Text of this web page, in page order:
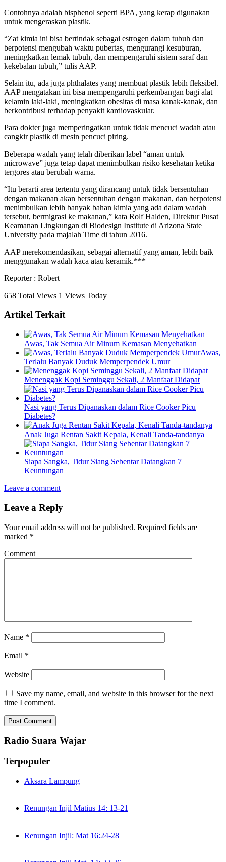
Contohnya adalah bisphenol seperti BPA, yang kerap digunakan
untuk mengeraskan plastik.
“Zat kimia ini bisa bertindak sebagai estrogen dalam tubuh dan
berpotensi mengubah waktu pubertas, mengurangi kesuburan,
meningkatkan lemak tubuh, dan mempengaruhi sistem saraf dan
kekebalan tubuh,” tulis AAP.
Selain itu, ada juga phthalates yang membuat plastik lebih fleksibel.
AAP mengatakan ini bisa mempengaruhi perkembangan bagi alat
kelamin laki-laki, meningkatkan obesitas di masa kanak-kanak, dan
berkontribusi terhadap penyakit kardiovaskular.
Para dokter juga memperingatkan untuk tidak mencuci wadah atau
cangkir plastik di mesin pencuci piring.
Beberapa wadah yang telah diberikan label “aman untuk
microwave” juga tetap dapat menimbulkan risiko kesehatan ketika
tergores atau berubah warna.
“Itu berarti area tertentu yang dirancang untuk tidak bersentuhan
dengan makanan akan bersentuhan dengan makanan, dan berpotensi
menimbulkan lebih banyak bahan kimia yang ada dalam wadah
tersebut, bermigrasi ke makanan,” kata Rolf Halden, Direktur Pusat
Keamanan Lingkungan di Biodesign Institute di Arizona State
University pada majalah Time di tahun 2016.
AAP merekomendasikan, sebagai alternatif yang aman, lebih baik
menggunakan wadah kaca atau keramik.***
Reporter : Robert
658 Total Views 1 Views Today
Artikel Terkait
Awas, Tak Semua Air Minum Kemasan Menyehatkan
Awas,
Terlalu Banyak Duduk Memperpendek Umur
Menenggak Kopi Seminggu Sekali, 2 Manfaat Didapat
Nasi yang Terus Dipanaskan dalam Rice Cooker Picu
Diabetes?
Anak Juga Rentan Sakit Kepala, Kenali Tanda-tandanya
Siapa Sangka, Tidur Siang Sebentar Datangkan 7
Keuntungan
Leave a comment
Leave a Reply
Your email address will not be published. Required fields are
marked *
Comment
Name *
Email *
Website
Save my name, email, and website in this browser for the next
time I comment.
Radio Suara Wajar
Terpopuler
Aksara Lampung
Renungan Injil Matius 14: 13-21
Renungan Injil: Mat 16:24-28